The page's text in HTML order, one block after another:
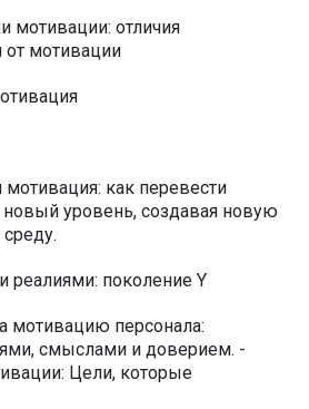
отличия
от мотивации
мотивация: как перевести
уровень, создавая новую
реалиями: поколение Y
мотивацию персонала:
смыслами и доверием. -
Цели, которые